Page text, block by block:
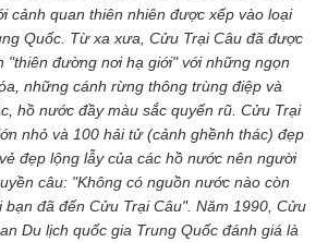
cảnh quan thiên nhiên được xếp vào loại
Quốc. Từ xa xưa, Cửu Trại Câu đã được
"thiên đường nơi hạ giới" với những ngọn
những cánh rừng thông trùng điệp và
hồ nước đầy màu sắc quyến rũ. Cửu Trại
nhỏ và 100 hải tử (cảnh ghềnh thác) đẹp
đẹp lộng lẫy của các hồ nước nên người
câu: "Không có nguồn nước nào còn
đã đến Cửu Trại Câu". Năm 1990, Cửu
Du lịch quốc gia Trung Quốc đánh giá là